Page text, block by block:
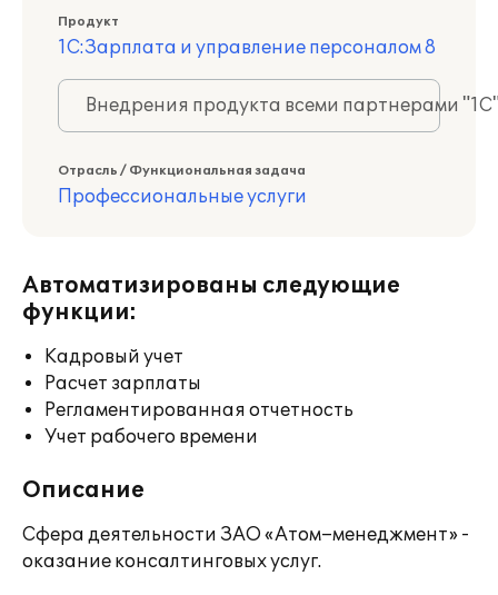
Продукт
1С:Зарплата и управление персоналом 8
Внедрения продукта всеми партнерами
Отрасль / Функциональная задача
Профессиональные услуги
Автоматизированы следующие
функции:
Кадровый учет
Расчет зарплаты
Регламентированная отчетность
Учет рабочего времени
Описание
Сфера деятельности ЗАО «Атом–менеджмент» -
оказание консалтинговых услуг.